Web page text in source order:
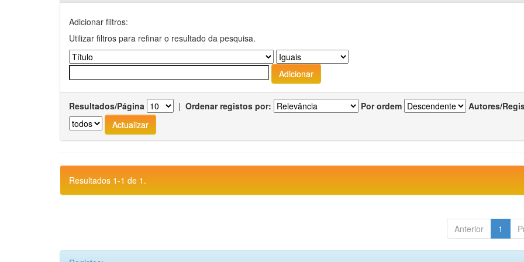
Adicionar filtros:
Utilizar filtros para refinar o resultado da pesquisa.
Resultados/Página | Ordenar registos por: Por ordem Autores/
Resultados 1-1 de 1.
Anterior 1